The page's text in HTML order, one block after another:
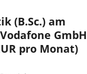
(B.Sc.) am
GmbH
pro Monat)